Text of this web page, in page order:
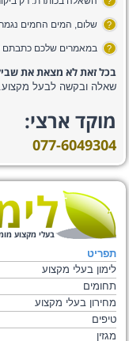
?
?
בכל זאת לא מצאת את
שאלה ובקשה לבעל מקצוע.
מוקד ארצי:
077-6049304
בעלי מקצוע
תפריט
לימון בעלי מקצוע
תחומים
מחירון בעלי מקצוע
טיפים
מגזין